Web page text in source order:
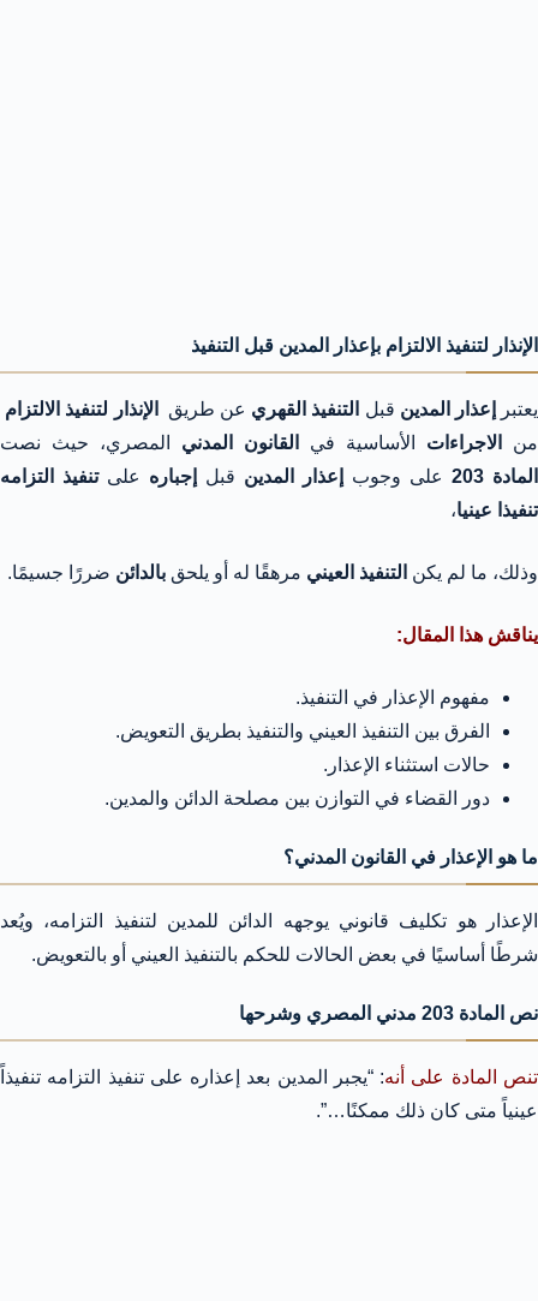
الإنذار لتنفيذ الالتزام بإعذار المدين قبل التنفيذ
يعتبر إعذار المدين قبل التنفيذ القهري عن طريق
الإنذار لتنفيذ الالتزام
من
الاجراءات الأساسية في القانون المدني المصري، حيث نصت
المادة 203
على وجوب إعذار المدين قبل إجباره علىتنفيذ التزامه
تنفيذا عينيا،
وذلك، ما لم يكن التنفيذ العيني مرهقًا له أو يلحق بالدائن ضررًا جسيمًا.
يناقش هذا المقال:
مفهوم الإعذار في التنفيذ.
الفرق بين التنفيذ العيني والتنفيذ بطريق التعويض.
حالات استثناء الإعذار.
دور القضاء في التوازن بين مصلحة الدائن والمدين.
ما هو الإعذار في القانون المدني؟
الإعذار هو تكليف قانوني يوجهه الدائن للمدين لتنفيذ التزامه، ويُعد
شرطًا أساسيًا في بعض الحالات للحكم بالتنفيذ العيني أو بالتعويض.
نص المادة 203 مدني المصري وشرحها
تنص المادة على أنه: “يجبر المدين بعد إعذاره على تنفيذ التزامه تنفيذاً
عينياً متى كان ذلك ممكنًا…”.